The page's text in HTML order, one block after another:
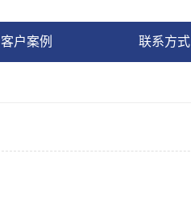
客户案例 联系方式